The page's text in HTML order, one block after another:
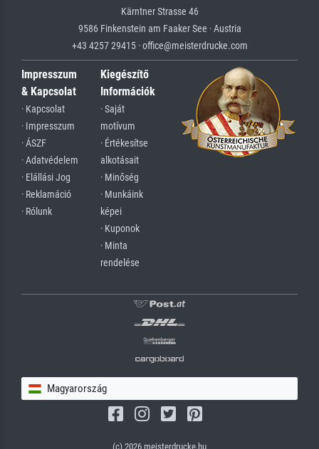
Kärntner Strasse 46
9586 Finkenstein am Faaker See · Austria
+43 4257 29415 · office@meisterdrucke.com
Impresszum
& Kapcsolat
· Kapcsolat
· Impresszum
· ÁSZF
· Adatvédelem
· Elállási Jog
· Reklamáció
· Rólunk
Kiegészítő
Információk
· Saját
motívum
· Értékesítse
alkotásait
· Minőség
· Munkáink
képei
· Kuponok
· Minta
rendelése
Magyarország
(c) 2026 meisterdrucke.hu